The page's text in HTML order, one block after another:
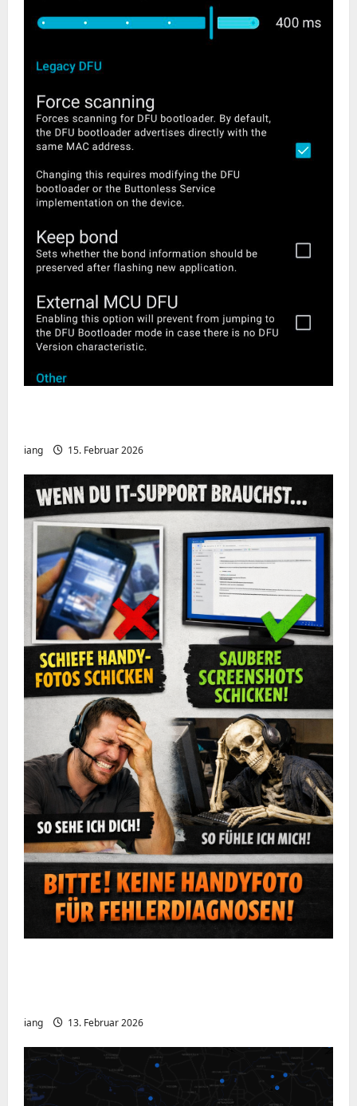
iang 15. Februar 2026
iang 13. Februar 2026